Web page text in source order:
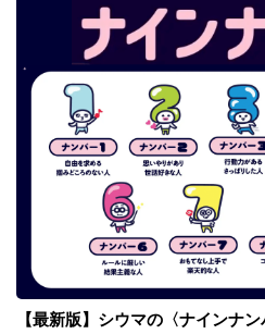
【最新版】シウマの〈ナインナ